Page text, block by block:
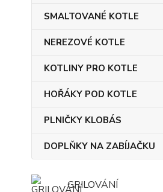
SMALTOVANÉ KOTLE
NEREZOVÉ KOTLE
KOTLINY PRO KOTLE
HOŘÁKY POD KOTLE
PLNIČKY KLOBÁS
DOPLŇKY NA ZABÍJAČKU
GRILOVÁNÍ